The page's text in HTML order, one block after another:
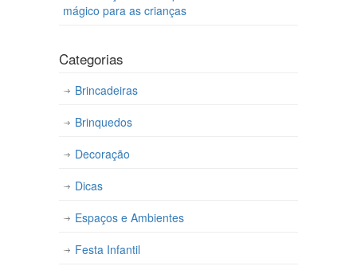
mágico para as crianças
Categorias
Brincadeiras
Brinquedos
Decoração
Dicas
Espaços e Ambientes
Festa Infantil